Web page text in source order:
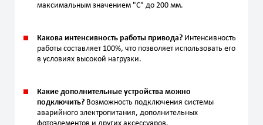
максимальным значением "С" до 200 мм.
Какова интенсивность работы привода? Интенсивность
работы составляет 100%, что позволяет использовать его
в условиях высокой нагрузки.
Какие дополнительные устройства можно
подключить? Возможность подключения системы
аварийного электропитания, дополнительных